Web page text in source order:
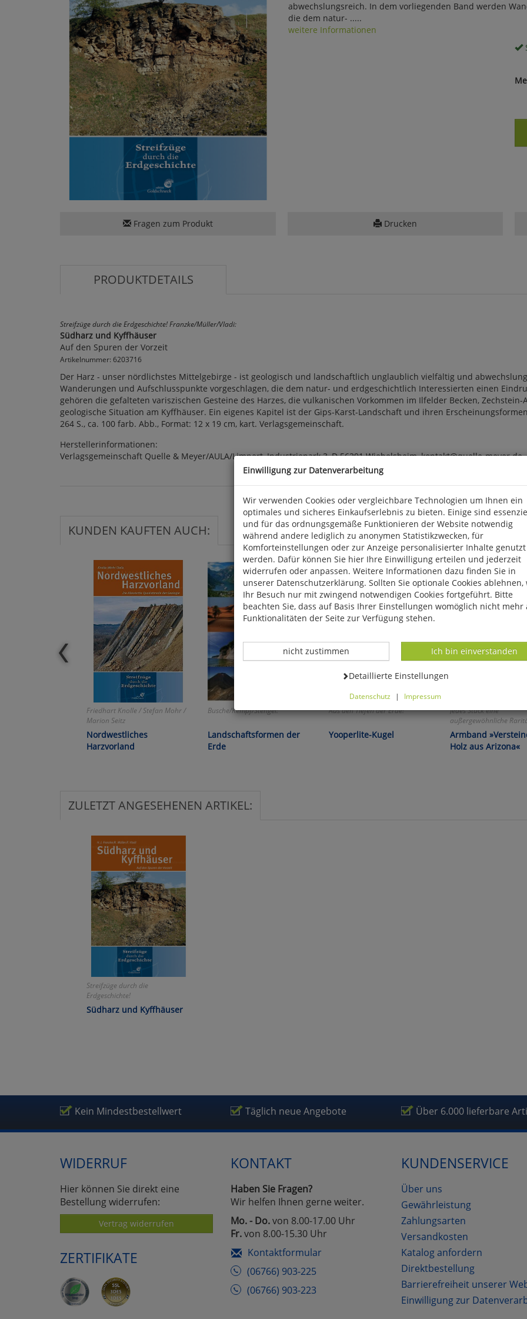
abwechslungsreich. In dem vorliegenden Band werden
die dem natur- .....
weitere Informationen
Fragen zum Produkt Drucken
PRODUKTDETAILS
Streifzüge durch die Erdgeschichte! Franzke/Müller/Vladi:
Südharz und Kyffhäuser
Auf den Spuren der Vorzeit
Artikelnummer: 6203716
Der Harz - unser nördlichstes Mittelgebirge - ist geologisch und landschaftlich unglaublich vielfältig und
Wanderungen und Aufschlusspunkte vorgeschlagen, die dem natur- und erdgeschichtlich Interessierten einen
gehören die gefalteten variszischen Gesteine des Harzes, die vulkanischen Vorkommen im Ilfelder Becken,
geologische Situation am Kyffhäuser. Ein eigenes Kapitel ist der Gips-Karst-Landschaft und ihren
264 S., ca. 100 farb. Abb., Format: 12 x 19 cm, kart. Verlagsgemeinschaft.
Herstellerinformationen:
Verlagsgemeinschaft Quelle & Meyer/AULA/Limpert, Industriepark 3, D 56291 Wiebelsheim, kontakt@quelle-meyer.de
KUNDEN KAUFTEN AUCH:
Friedhart Knolle / Stefan Mohr /
Marion Seitz
Nordwestliches
Harzvorland
Busche/Kempf/Stengel:
Landschaftsformen der
Erde
Aus den Tiefen der Erde!
Yooperlite-Kugel
Jedes Stück eine
außergewöhnliche
Armband
Holz aus Arizona«
ZULETZT ANGESEHENEN ARTIKEL:
Streifzüge durch die
Erdgeschichte!
Franzke/Müller/Vladi:
Südharz und Kyffhäuser
Kein Mindestbestellwert Täglich neue Angebote Über 6.000 lieferbare
WIDERRUF
Hier können Sie direkt eine
Bestellung widerrufen:
Vertrag widerrufen
ZERTIFIKATE
KONTAKT
Haben Sie Fragen?
Wir helfen Ihnen gerne weiter.
Mo. - Do.von 8.00-17.00 Uhr
Fr.von 8.00-15.30 Uhr
Kontaktformular
(06766) 903-225
(06766) 903-223
KUNDENSERVICE
Über uns
Gewährleistung
Zahlungsarten
Versandkosten
Katalog anfordern
Direktbestellung
Barrierefreiheit unserer
Einwilligung zur
Einwilligung zur Datenverarbeitung
Wir verwenden Cookies oder vergleichbare Technologien um Ihnen ein
optimales und sicheres Einkaufserlebnis zu bieten. Einige sind
und für das ordnungsgemäße Funktionieren der Website notwendig
während andere lediglich zu anonymen Statistikzwecken, für
Komforteinstellungen oder zur Anzeige personalisierter Inhalte genutzt
werden. Dafür können Sie hier Ihre Einwilligung erteilen und jederzeit
widerrufen oder anpassen. Weitere Informationen dazu finden Sie in
unserer Datenschutzerklärung. Sollten Sie optionale Cookies ablehnen,
Ihr Besuch nur mit zwingend notwendigen Cookies fortgeführt. Bitte
beachten Sie, dass auf Basis Ihrer Einstellungen womöglich nicht mehr
Funktionalitäten der Seite zur Verfügung stehen.
Datenverarbeitung -
Ich bin einverstanden
Datenverarbeitung -
nicht zustimmen
Datenverarbeitung -
Detaillierte Einstellungen
Datenschutz | Impressum
Cookies ablehnen, wird Ihr Besuch nur mit zwingend notwendigen
fortgeführt. Bitte beachten Sie, dass auf Basis Ihrer Einstellungen
nicht mehr alle Funktionalitäten der Seite zur Verfügung stehen.